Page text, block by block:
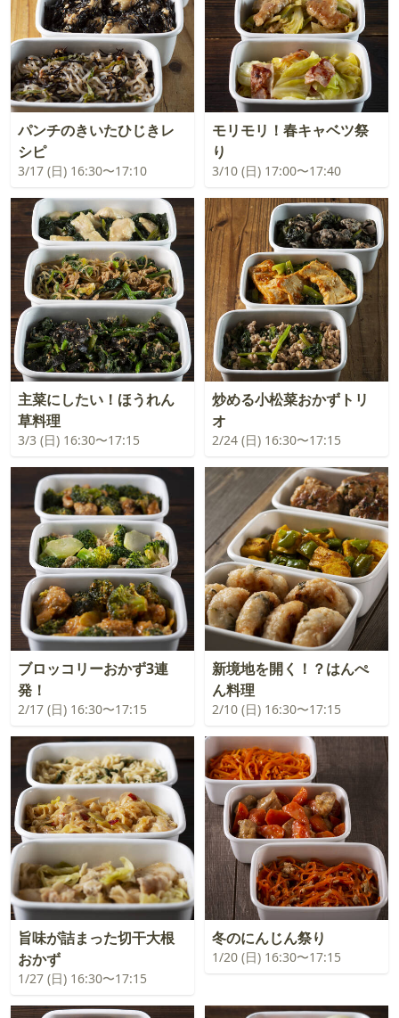
パンチのきいたひじきレ
シピ
3/17 (日) 16:30〜17:10
モリモリ！春キャベツ祭
り
3/10 (日) 17:00〜17:40
主菜にしたい！ほうれん
草料理
3/3 (日) 16:30〜17:15
炒める小松菜おかずトリ
オ
2/24 (日) 16:30〜17:15
ブロッコリーおかず3連
発！
2/17 (日) 16:30〜17:15
新境地を開く！？はんぺ
ん料理
2/10 (日) 16:30〜17:15
旨味が詰まった切干大根
おかず
1/27 (日) 16:30〜17:15
冬のにんじん祭り
1/20 (日) 16:30〜17:15